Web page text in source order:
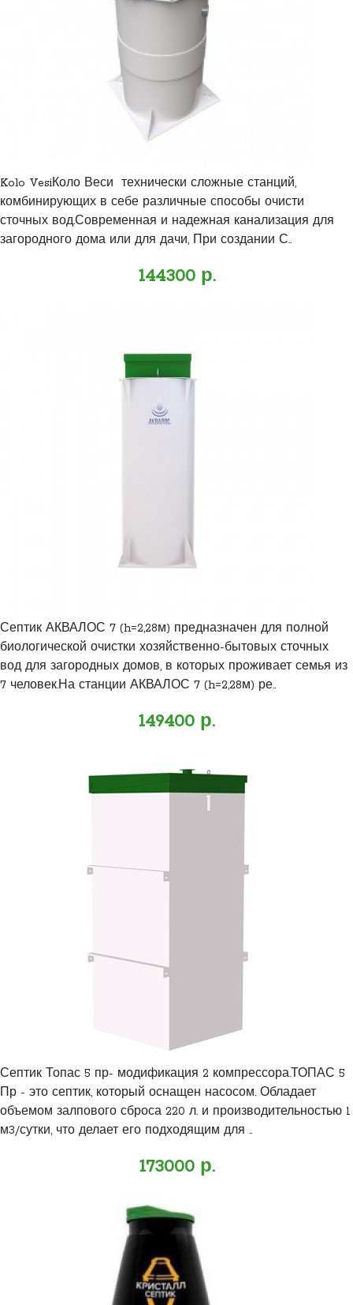
Kolo VesiКоло Веси технически сложные станций,
комбинирующих в себе различные способы очисти
сточных вод.Современная и надежная канализация для
загородного дома или для дачи, При создании С..
144300 р.
Септик АКВАЛОС 7 (h=2,28м) предназначен для полной
биологической очистки хозяйственно-бытовых сточных
вод для загородных домов, в которых проживает семья из
7 человек.На станции АКВАЛОС 7 (h=2,28м) ре..
149400 р.
Септик Топас 5 пр- модификация 2 компрессора.ТОПАС 5
Пр - это септик, который оснащен насосом. Обладает
объемом залпового сброса 220 л. и производительностью 1
м3/сутки, что делает его подходящим для ..
173000 р.